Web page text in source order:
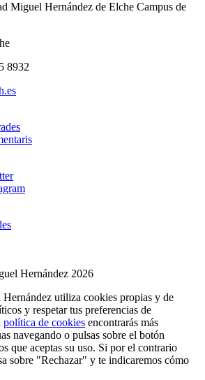
Miguel Hernández de Elche Campus de
8932
Hernández 2026
utiliza cookies propias y de
y respetar tus preferencias de
política de cookies encontrarás más
navegando o pulsas sobre el botón
que aceptas su uso. Si por el contrario
sobre "Rechazar" y te indicaremos cómo